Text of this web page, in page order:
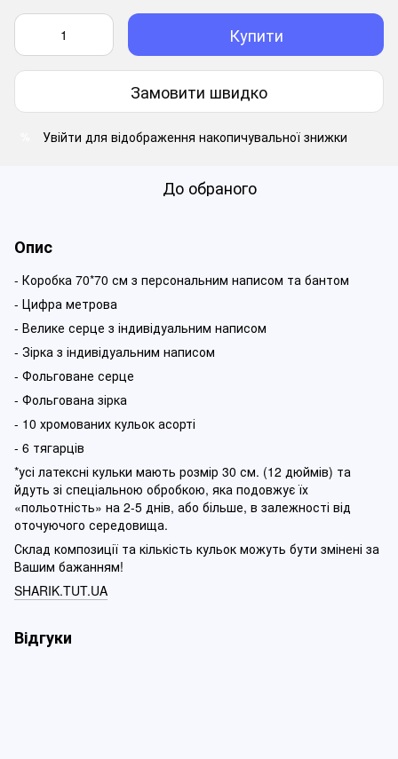
Купити
Замовити швидко
Увійти для відображення накопичувальної знижки
До обраного
Опис
- Коробка 70*70 см з персональним написом та бантом
- Цифра метрова
- Велике серце з індивідуальним написом
- Зірка з індивідуальним написом
- Фольговане серце
- Фольгована зірка
- 10 хромованих кульок асорті
- 6 тягарців
*усі латексні кульки мають розмір 30 см. (12 дюймів) та
йдуть зі спеціальною обробкою, яка подовжує їх
«польотність» на 2-5 днів, або більше, в залежності від
оточуючого середовища.
Склад композиції та кількість кульок можуть бути змінені за
Вашим бажанням!
SHARIK.TUT.UA
Відгуки